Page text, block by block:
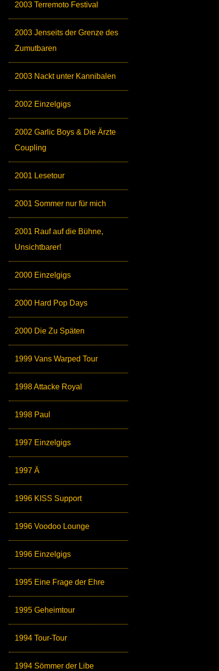
2003 Terremoto Festival
2003 Jenseits der Grenze des
Zumutbaren
2003 Nackt unter Kannibalen
2002 Einzelgigs
2002 Garlic Boys & Die Ärzte
Coupling
2001 Lesetour
2001 Sommer nur für mich
2001 Rauf auf die Bühne,
Unsichtbarer!
2000 Einzelgigs
2000 Hard Pop Days
2000 Die Zu Späten
1999 Vans Warped Tour
1998 Attacke Royal
1998 Paul
1997 Einzelgigs
1997 Ä
1996 KISS Support
1996 Voodoo Lounge
1996 Einzelgigs
1995 Eine Frage der Ehre
1995 Geheimtour
1994 Tour-Tour
1994 Sömmer der Libe